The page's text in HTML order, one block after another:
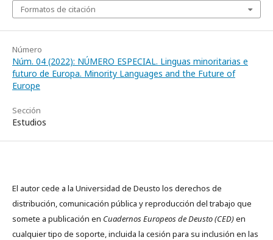
Formatos de citación
Número
Núm. 04 (2022): NÚMERO ESPECIAL. Linguas minoritarias e
futuro de Europa. Minority Languages and the Future of
Europe
Sección
Estudios
El autor cede a la Universidad de Deusto los derechos de
distribución, comunicación pública y reproducción del trabajo que
somete a publicación en Cuadernos Europeos de Deusto (CED)en
cualquier tipo de soporte, incluida la cesión para su inclusión en las